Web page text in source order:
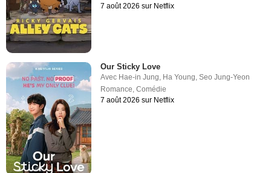
7 août 2026 sur Netflix
Our Sticky Love
Avec Hae-in Jung, Ha Young,Seo Jung-Yeon
Romance,Comédie
7 août 2026 sur Netflix